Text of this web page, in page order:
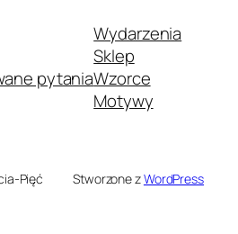
pytania
Wydarzenia
Sklep
Wzorce
Motywy
Pięć Stworzone zWordPress